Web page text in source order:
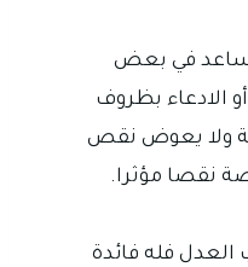
في بعض
أو الادعاء بظروف
ولا يعوض نقص
نقصا مؤثرا.
العدل فله فائدة